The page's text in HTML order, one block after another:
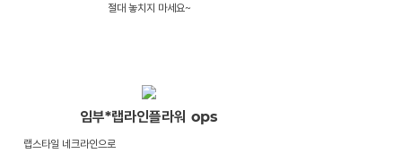
절대 놓치지 마세요~
임부*랩라인플라워 ops
랩스타일 네크라인으로